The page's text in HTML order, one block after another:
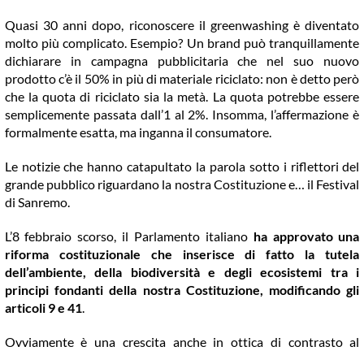
Quasi 30 anni dopo, riconoscere il greenwashing è diventato
molto più complicato. Esempio? Un brand può tranquillamente
dichiarare in campagna pubblicitaria che nel suo nuovo
prodotto c’è il 50% in più di materiale riciclato: non è detto però
che la quota di riciclato sia la metà. La quota potrebbe essere
semplicemente passata dall’1 al 2%. Insomma, l’affermazione è
formalmente esatta, ma inganna il consumatore.
Le notizie che hanno catapultato la parola sotto i riflettori del
grande pubblico riguardano la nostra Costituzione e… il Festival
di Sanremo.
L’8 febbraio scorso, il Parlamento italiano ha approvato una
riforma costituzionale che inserisce di fatto la tutela
dell’ambiente, della biodiversità e degli ecosistemi tra i
principi fondanti della nostra Costituzione, modificando gli
articoli 9 e 41.
Ovviamente è una crescita anche in ottica di contrasto al